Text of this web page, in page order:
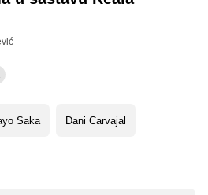
Saka Dani Carvajal